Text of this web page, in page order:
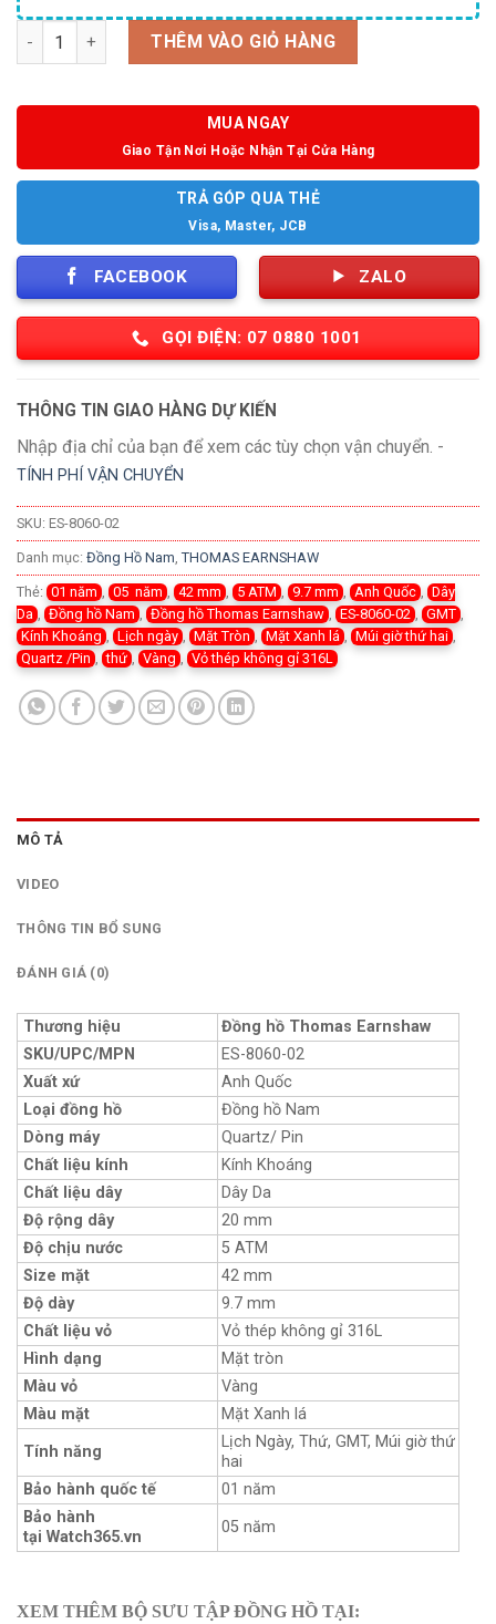
Số lượng THÊM VÀO GIỎ HÀNG
MUA NGAY
Giao Tận Nơi Hoặc Nhận Tại Cửa Hàng
TRẢ GÓP QUA THẺ
Visa, Master, JCB
FACEBOOK ZALO
GỌI ĐIỆN: 07 0880 1001
THÔNG TIN GIAO HÀNG DỰ KIẾN
Nhập địa chỉ của bạn để xem các tùy chọn vận chuyển. -
TÍNH PHÍ VẬN CHUYỂN
SKU: ES-8060-02
Danh mục: Đồng Hồ Nam THOMAS EARNSHAW
Thẻ: 01 năm 05 năm 42 mm 5 ATM 9.7 mm Anh Quốc
Dây
Da
Đồng hồ Nam Đồng hồ Thomas Earnshaw ES-8060-02 GMT
Kính Khoáng
Lịch ngày Mặt Tròn Mặt Xanh lá Múi giờ thứ hai
Quartz /Pin
thứ Vàng Vỏ thép không gỉ 316L
MÔ TẢ
VIDEO
THÔNG TIN BỔ SUNG
ĐÁNH GIÁ (0)
Thương hiệu
Đồng hồ Thomas Earnshaw
SKU/UPC/MPN
ES-8060-02
Xuất xứ
Anh Quốc
Loại đồng hồ
Đồng hồ Nam
Dòng máy
Quartz/ Pin
Chất liệu kính
Kính Khoáng
Chất liệu dây
Dây Da
Độ rộng dây
20 mm
Độ chịu nước
5 ATM
Size mặt
42 mm
Độ dày
9.7 mm
Chất liệu vỏ
Vỏ thép không gỉ 316L
Hình dạng
Mặt tròn
Màu vỏ
Vàng
Màu mặt
Mặt Xanh lá
Tính năng
Lịch Ngày, Thứ, GMT, Múi giờ thứ
hai
Bảo hành quốc tế
01 năm
Bảo hành
tại Watch365.vn
05 năm
XEM THÊM BỘ SƯU TẬP ĐỒNG HỒ TẠI: